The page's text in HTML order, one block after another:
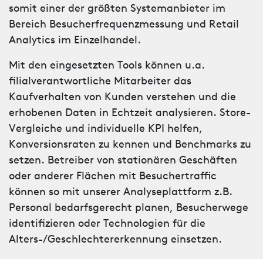
somit einer der größten Systemanbieter im
Bereich Besucherfrequenzmessung und Retail
Analytics im Einzelhandel.
Mit den eingesetzten Tools können u.a.
filialverantwortliche Mitarbeiter das
Kaufverhalten von Kunden verstehen und die
erhobenen Daten in Echtzeit analysieren. Store-
Vergleiche und individuelle KPI helfen,
Konversionsraten zu kennen und Benchmarks zu
setzen. Betreiber von stationären Geschäften
oder anderer Flächen mit Besuchertraffic
können so mit unserer Analyseplattform z.B.
Personal bedarfsgerecht planen, Besucherwege
identifizieren oder Technologien für die
Alters-/Geschlechtererkennung einsetzen.